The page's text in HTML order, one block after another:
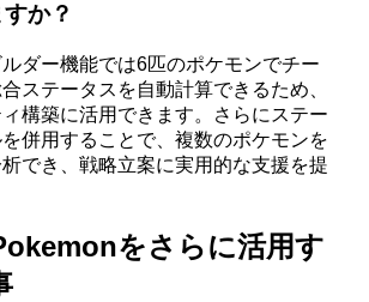
か？
ダー機能では6匹のポケモンでチー
ステータスを自動計算できるため、
構築に活用できます。さらにステー
併用することで、複数のポケモンを
でき、戦略立案に実用的な支援を提
をさらに活用す